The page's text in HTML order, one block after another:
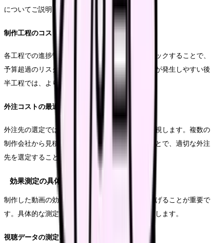
についてご説明します。
制作工程のコスト管理
各工程での進捗管理と予算消化状況を細かくチェックすることで、
予算超過のリスクを低減できます。特に修正作業が発生しやすい後
半工程では、より慎重な管理が必要となります。
外注コストの最適化
外注先の選定では、実績とコストのバランスを重視します。複数の
制作会社から見積もりを取得し、比較検討することで、適切な外注
先を選定することができます。
効果測定の具体的アプローチ
制作した動画の効果を適切に測定し、改善につなげることが重要で
す。具体的な測定方法と分析手法についてご説明します。
視聴データの測定と分析